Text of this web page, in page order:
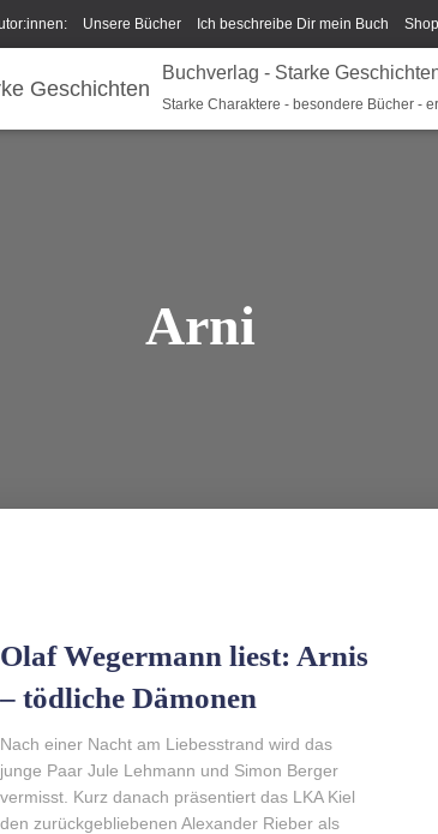
Unsere Bücher Ich beschreibe Dir mein Buch Shop
Widerrufsrecht und Rückgaberecht Termine u Veranstaltungen
Buchverlag - Starke
Starke Charaktere - besondere Bücher -
Arni
Olaf Wegermann liest: Arnis
– tödliche Dämonen
Nach einer Nacht am Liebesstrand wird das
junge Paar Jule Lehmann und Simon Berger
vermisst. Kurz danach präsentiert das LKA Kiel
den zurückgebliebenen Alexander Rieber als